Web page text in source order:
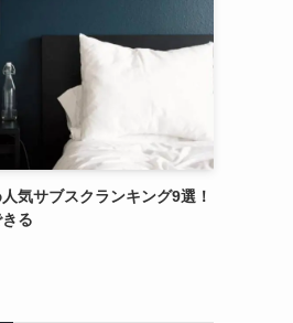
気サブスクランキング9選！
る